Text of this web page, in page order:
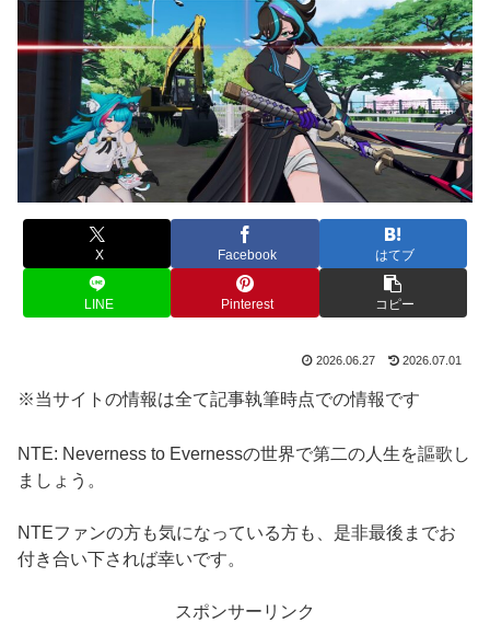
X Facebook はてブ
LINE Pinterest コピー
2026.06.27 2026.07.01
※当サイトの情報は全て記事執筆時点での情報です
NTE: Neverness to Evernessの世界で第二の人生を謳歌し
ましょう。
NTEファンの方も気になっている方も、是非最後までお
付き合い下されば幸いです。
スポンサーリンク